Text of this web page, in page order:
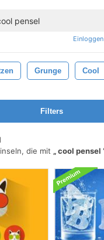
Einloggen
Grunge Cool
Filters
die mit
cool pensel